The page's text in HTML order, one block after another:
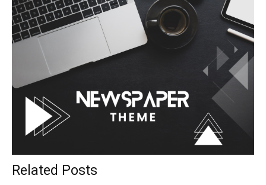
Related Posts